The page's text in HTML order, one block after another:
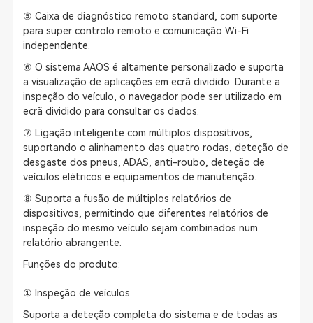
⑤ Caixa de diagnóstico remoto standard, com suporte
para super controlo remoto e comunicação Wi-Fi
independente.
⑥ O sistema AAOS é altamente personalizado e suporta
a visualização de aplicações em ecrã dividido. Durante a
inspeção do veículo, o navegador pode ser utilizado em
ecrã dividido para consultar os dados.
⑦ Ligação inteligente com múltiplos dispositivos,
suportando o alinhamento das quatro rodas, deteção de
desgaste dos pneus, ADAS, anti-roubo, deteção de
veículos elétricos e equipamentos de manutenção.
⑧ Suporta a fusão de múltiplos relatórios de
dispositivos, permitindo que diferentes relatórios de
inspeção do mesmo veículo sejam combinados num
relatório abrangente.
Funções do produto:
① Inspeção de veículos
Suporta a deteção completa do sistema e de todas as